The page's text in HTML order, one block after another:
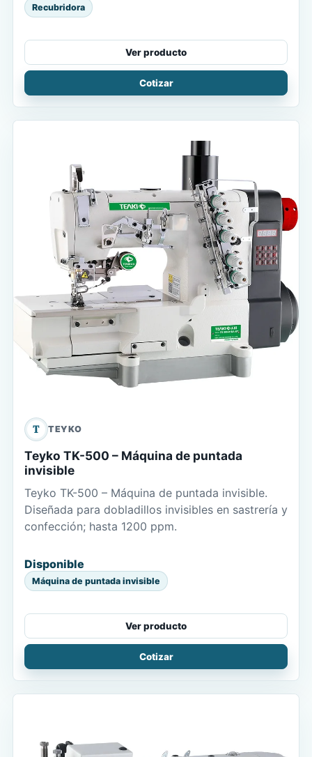
Recubridora
Ver producto
Cotizar
T TEYKO
Teyko TK-500 – Máquina de puntada
invisible
Teyko TK-500 – Máquina de puntada invisible.
Diseñada para dobladillos invisibles en sastrería y
confección; hasta 1200 ppm.
Disponible
Máquina de puntada invisible
Ver producto
Cotizar